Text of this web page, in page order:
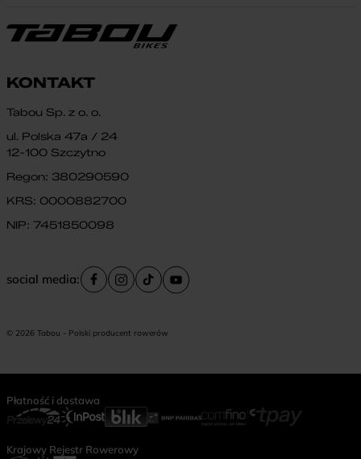
KONTAKT
Tabou Sp. z o. o.
ul. Polska 47a / 24
12-100 Szczytno
Regon: 380290590
KRS: 0000882700
NIP: 7451850098
social media:
© 2026 Tabou - Polski producent rowerów
Płatność i dostawa
Krajowy Rejestr Rowerowy